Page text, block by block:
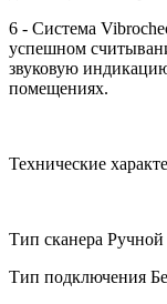
6 - Система
успешном
звуковую
помещениях.
Технические
Тип сканера Ручной
Тип подключения